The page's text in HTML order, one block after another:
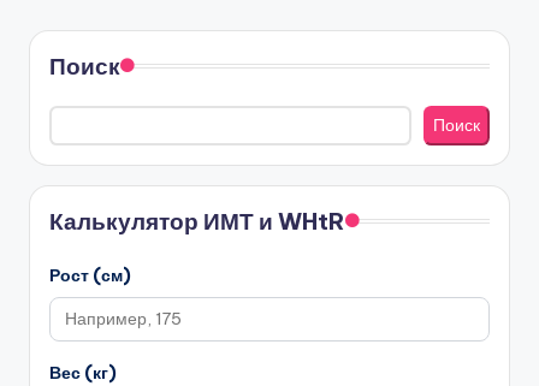
записей
Поиск
Поиск
Калькулятор ИМТ и WHtR
Рост (см)
Вес (кг)